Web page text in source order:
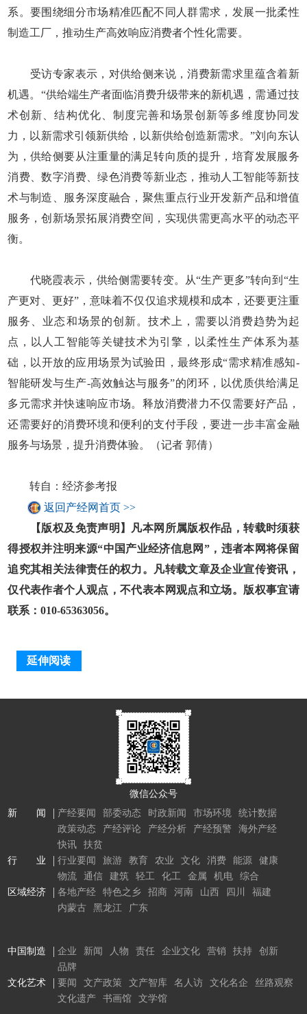
系。要围绕细分市场精准匹配不同人群需求，发展一批柔性
制造工厂，推动生产高效响应消费者个性化需要。
受访专家表示，对供给侧来说，消费新需求里蕴含着新
机遇。“供给端生产者面临消费升级带来的新机遇，需通过技
术创新、结构优化、制度完善和场景创新等多维度协同发
力，以新需求引领新供给，以新供给创造新需求。”刘向东认
为，供给侧要从注重量的满足转向质的提升，培育发展服务
消费、数字消费、绿色消费等新业态，推动人工智能等新技
术与制造、服务深度融合，聚焦重点行业开发新产品和增值
服务，创新场景拓展消费空间，实现供需更高水平的动态平
衡。
代晓霞表示，供给侧需要转变。从“生产更多”转向到“生
产更对、更好”，意味着不仅仅追求规模和成本，还要更注重
服务、业态和场景的创新。技术上，需要以消费趋势为起
点，以人工智能等关键技术为引擎，以柔性生产体系为基
础，以开放的应用场景为试验田，最终形成“需求精准感知-
智能研发与生产-高效触达与服务”的闭环，以优质供给满足
多元需求并快速响应市场。释放消费潜力不仅需要好产品，
还需要好的消费环境和便利的支付手段，要进一步丰富金融
服务与场景，提升消费体验。（记者 郭倩）
转自：经济参考报
返回产经网首页 >>
【版权及免责声明】凡本网所属版权作品，转载时须获
得授权并注明来源“中国产业经济信息网”，违者本网将保留
追究其相关法律责任的权力。凡转载文章及企业宣传资讯，
仅代表作者个人观点，不代表本网观点和立场。版权事宜请
联系：010-65363056。
延伸阅读
微信公众号
新 闻
产经要闻 部委动态 时政新闻 市场环境
统计数据
政策动态
产经评论 产经分析 产经预警
海外产经
快讯
扶贫
行 业
行业要闻 旅游 教育 农业 文化 消费 能源
健康
物流
通信 建筑 轻工 化工 金属 机电
综合
区域经济
各地产经 特色之乡 招商 河南 山西 四川
福建
内蒙古
黑龙江 广东
中国制造 企业 新闻 人物 责任 企业文化 营销 扶持
创新
品牌
文化艺术
要闻 文产政策 文产智库 名人访 文化名企
丝路观察
文化遗产
书画馆 文学馆